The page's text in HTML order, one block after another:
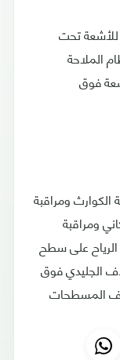
تحت
الملاحة
فوق
ومراقبة
ومراقبة
على سطح
الجليدي فوق
المسطحات